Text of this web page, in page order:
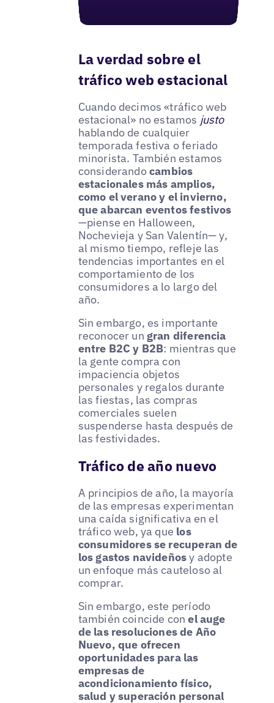
La verdad sobre el
tráfico web estacional
Cuando decimos «tráfico web
estacional» no estamos justo
hablando de cualquier
temporada festiva o feriado
minorista. También estamos
considerandocambios
estacionales más amplios,
como el verano y el invierno,
que abarcan eventos festivos
—piense en Halloween,
Nochevieja y San Valentín— y,
al mismo tiempo, refleje las
tendencias importantes en el
comportamiento de los
consumidores a lo largo del
año.
Sin embargo, es importante
reconocer un gran diferencia
entre B2C y B2B: mientras que
la gente compra con
impaciencia objetos
personales y regalos durante
las fiestas, las compras
comerciales suelen
suspenderse hasta después de
las festividades.
Tráfico de año nuevo
A principios de año, la mayoría
de las empresas experimentan
una caída significativa en el
tráfico web, ya que los
consumidores se recuperan de
los gastos navideñosy adopte
un enfoque más cauteloso al
comprar.
Sin embargo, este período
también coincide conel auge
de las resoluciones de Año
Nuevo, que ofrecen
oportunidades para las
empresas de
acondicionamiento físico,
salud y superación personal